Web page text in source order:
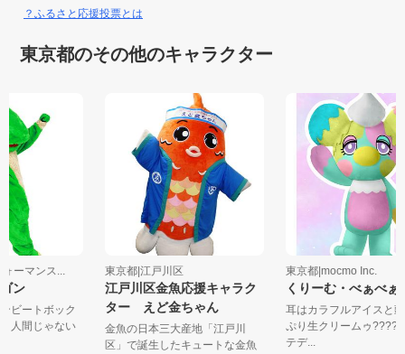
？ふるさと応援投票とは
東京都のその他のキャラクター
ォーマンス...
ゴン
ンビートボック
！人間じゃない
東京都|江戸川区
江戸川区金魚応援キャラク
ター えど金ちゃん
金魚の日本三大産地「江戸川
区」で誕生したキュートな金魚
東京都|mocmo Inc.
くりーむ・べぁべ
耳はカラフルアイス
ぷり生クリームゥ
テデ...